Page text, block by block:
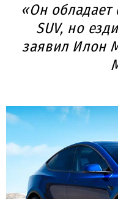
«Он
SUV, но
заявил Илон